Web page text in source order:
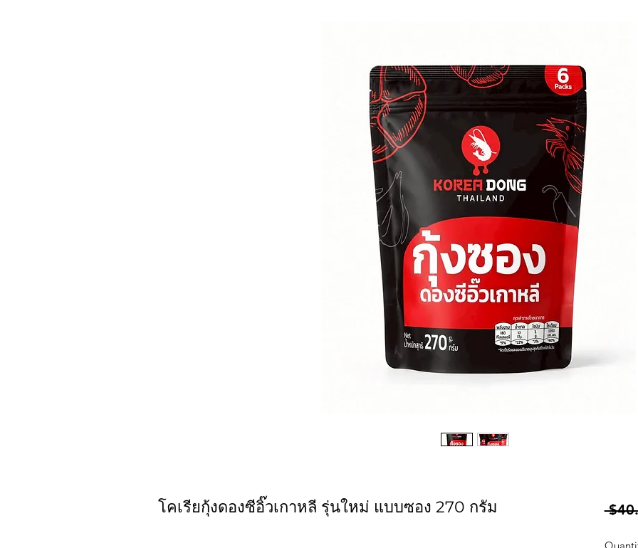
โคเรียกุ้งดองซีอิ๊วเกาหลี รุ่นใหม่ แบบซอง 270 กรัม